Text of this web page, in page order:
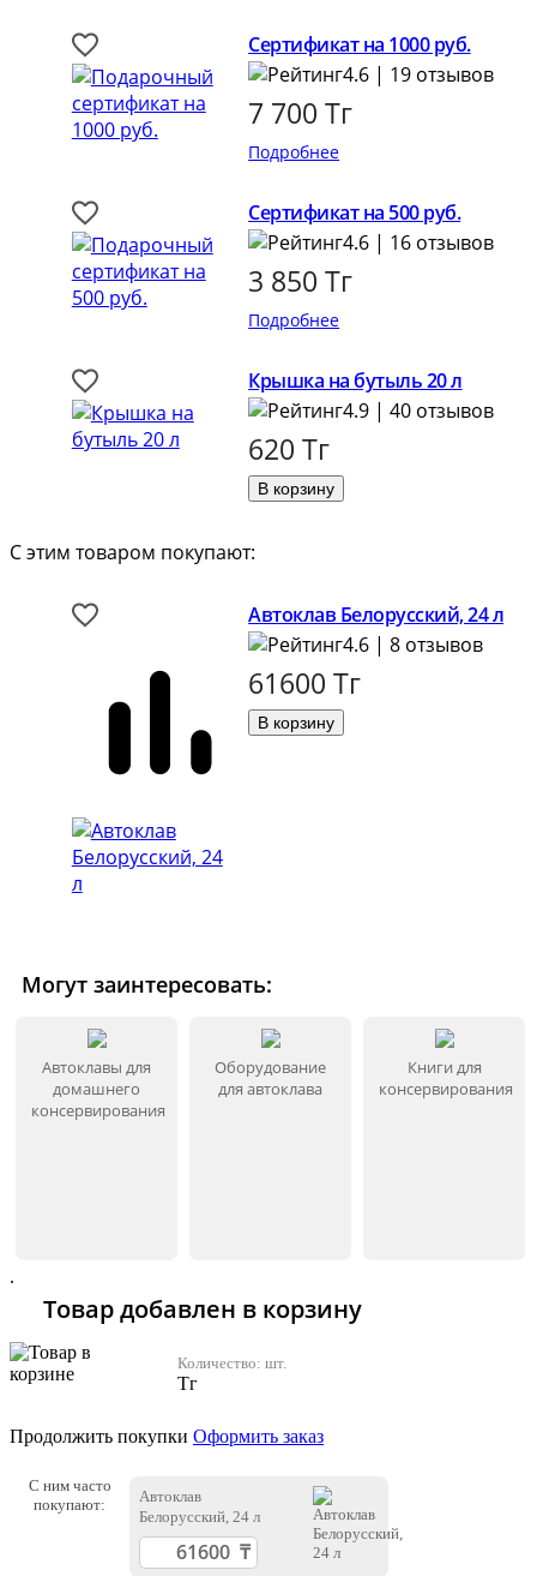
Сертификат на 1000 руб.
4.6 | 19 отзывов
7 700Тг
Подробнее
Сертификат на 500 руб.
4.6 | 16 отзывов
3 850Тг
Подробнее
Крышка на бутыль 20 л
4.9 | 40 отзывов
620Тг
С этим товаром покупают:
Автоклав Белорусский, 24 л
4.6 | 8 отзывов
61600Тг
Могут заинтересовать:
Автоклавы для
домашнего
консервирования
Оборудование
для автоклава
Книги для
консервирования
.
Товар добавлен в корзину
Количество: шт.
Тг
Продолжить покупки Оформить заказ
С ним часто
покупают:
Автоклав
Белорусский, 24 л